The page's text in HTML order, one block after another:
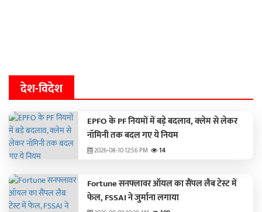
देश-विदेश
EPFO के PF नियमों में बड़े बदलाव, क्‍लेम से लेकर
नॉमिनी तक बदल गए ये नियम
2026-08-10 12:56 PM 14
Fortune सनफ्लावर ऑयल का सैंपल लैब टेस्ट में
फेल, FSSAI ने जुर्माना लगाया